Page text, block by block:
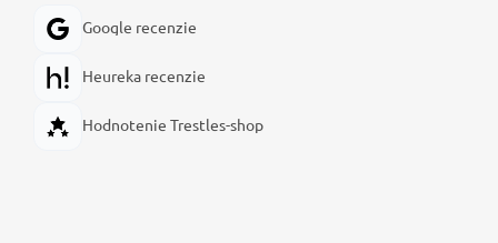
Google recenzie
Heureka recenzie
Hodnotenie Trestles-shop